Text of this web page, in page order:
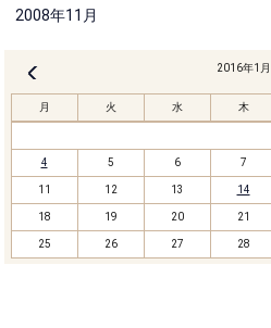
2008年11月
2016年1月
月 火 水 木
4 5 6 7
11 12 13 14
18 19 20 21
25 26 27 28